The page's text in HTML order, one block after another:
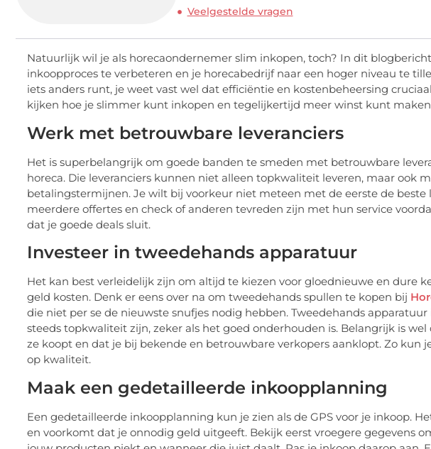
Veelgestelde vragen
Natuurlijk wil je als horecaondernemer slim inkopen, toch? In dit
inkoopproces te verbeteren en je horecabedrijf naar een hoger niveau te
iets anders runt, je weet vast wel dat efficiëntie en kostenbeheersing
kijken hoe je slimmer kunt inkopen en tegelijkertijd meer winst kunt
Werk met betrouwbare leveranciers
Het is superbelangrijk om goede banden te smeden met betrouwbare
horeca. Die leveranciers kunnen niet alleen topkwaliteit leveren, maar ook
betalingstermijnen. Je wilt bij voorkeur niet meteen met de eerste de beste
meerdere offertes en check of anderen tevreden zijn met hun service
dat je goede deals sluit.
Investeer in tweedehands apparatuur
Het kan best verleidelijk zijn om altijd te kiezen voor gloednieuwe en dure
geld kosten. Denk er eens over na om tweedehands spullen te kopen bij
die niet per se de nieuwste snufjes nodig hebben. Tweedehands
steeds topkwaliteit zijn, zeker als het goed onderhouden is. Belangrijk is
ze koopt en dat je bij bekende en betrouwbare verkopers aanklopt. Zo kun
op kwaliteit.
Maak een gedetailleerde inkoopplanning
Een gedetailleerde inkoopplanning kun je zien als de GPS voor je inkoop.
en voorkomt dat je onnodig geld uitgeeft. Bekijk eerst vroegere gegevens